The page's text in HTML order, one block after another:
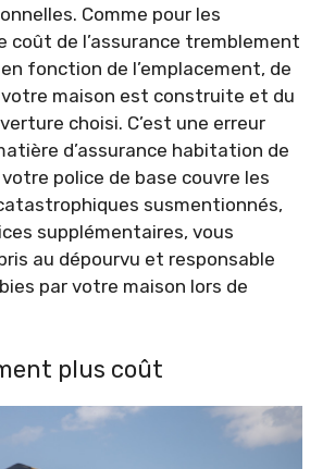
Comme pour les
coût de l’assurance tremblement
fonction de l’emplacement, de
maison est construite et du
choisi. C’est une erreur
d’assurance habitation de
police de base couvre les
susmentionnés,
supplémentaires, vous
au dépourvu et responsable
par votre maison lors de
plus coût